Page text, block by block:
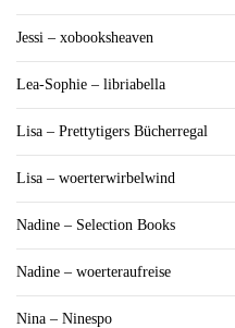
Jessi – xobooksheaven
Lea-Sophie – libriabella
Lisa – Prettytigers Bücherregal
Lisa – woerterwirbelwind
Nadine – Selection Books
Nadine – woerteraufreise
Nina – Ninespo